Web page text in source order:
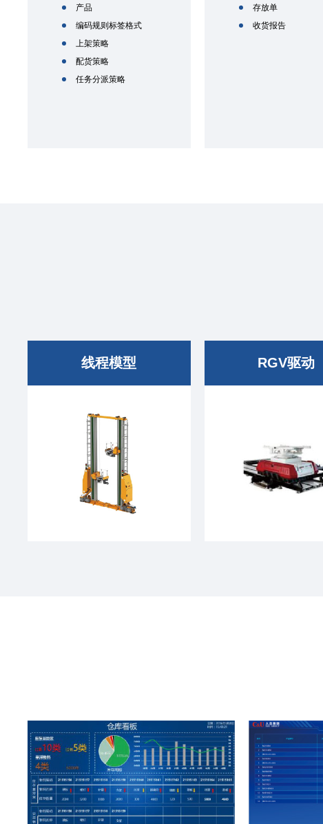
产品
编码规则标签格式
上架策略
配货策略
任务分派策略
存放单
收货报告
线程模型 RGV驱动